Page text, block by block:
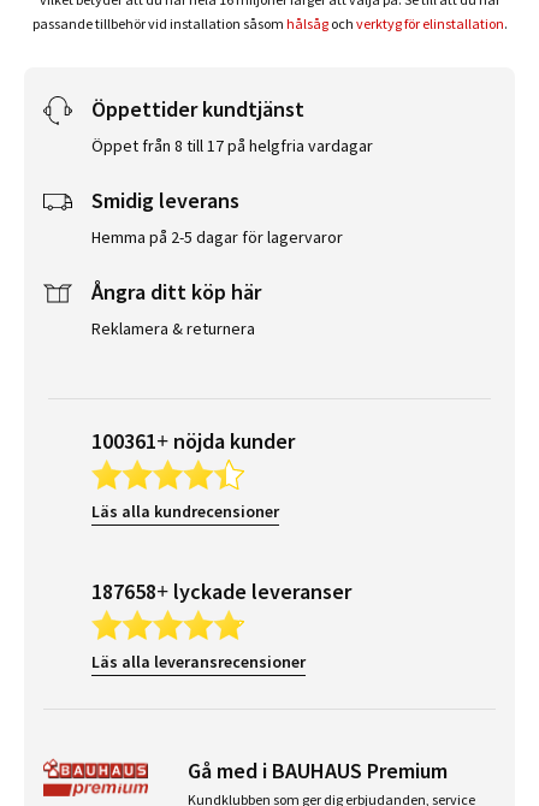
passande tillbehör vid installation såsom hålsågoch verktyg för elinstallation.
Öppettider kundtjänst
Öppet från 8 till 17 på helgfria vardagar
Smidig leverans
Hemma på 2-5 dagar för lagervaror
Ångra ditt köp här
Reklamera & returnera
100361+ nöjda kunder
Läs alla kundrecensioner
187658+ lyckade leveranser
Läs alla leveransrecensioner
Gå med i BAUHAUS Premium
Kundklubben som ger dig erbjudanden, service